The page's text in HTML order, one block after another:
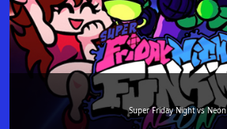
Super Friday Night vs Neon